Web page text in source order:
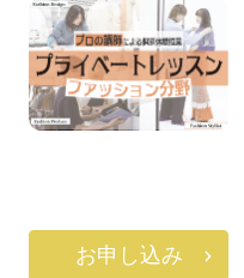
お申し込み